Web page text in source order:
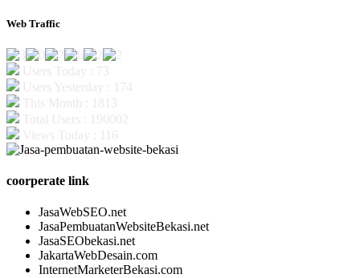
Web Traffic
coorperate link
JasaWebSEO.net
JasaPembuatanWebsiteBekasi.net
JasaSEObekasi.net
JakartaWebDesain.com
InternetMarketerBekasi.com